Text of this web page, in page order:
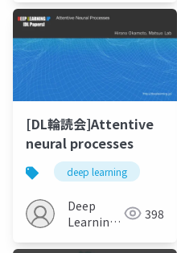
ク
[DL輪読会]Attentive
neural processes
deep learning
Deep
Learning
398